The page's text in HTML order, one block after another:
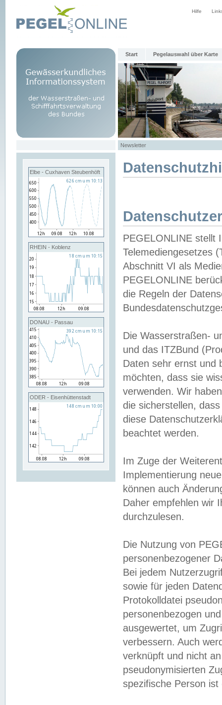
Hilfe
Start Pegelauswahl über Karte
Newsletter
Elbe - Cuxhaven Steubenhöft
RHEIN - Koblenz
DONAU - Passau
ODER - Eisenhüttenstadt
PEGELONLINE stellt
Telemediengesetzes
Abschnitt VI als
PEGELONLINE
die Regeln der
Die Wasserstraßen-
und das ITZBund
Daten sehr ernst und
möchten, dass sie
verwenden. Wir
die sicherstellen,
diese
beachtet werden.
Im Zuge der
Implementierung
können auch
Daher empfehlen wir
durchzulesen.
Die Nutzung von
personenbezogener
Bei jedem
sowie für jeden
Protokolldatei
personenbezogen
ausgewertet, um
verbessern. Auch
verknüpft und nicht
pseudonymisierten
spezifische Person